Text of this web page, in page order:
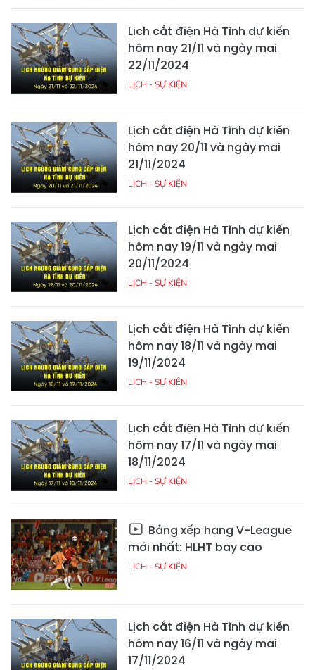
Lịch cắt điện Hà Tĩnh dự kiến
hôm nay 21/11 và ngày mai
22/11/2024
LỊCH - SỰ KIỆN
Lịch cắt điện Hà Tĩnh dự kiến
hôm nay 20/11 và ngày mai
21/11/2024
LỊCH - SỰ KIỆN
Lịch cắt điện Hà Tĩnh dự kiến
hôm nay 19/11 và ngày mai
20/11/2024
LỊCH - SỰ KIỆN
Lịch cắt điện Hà Tĩnh dự kiến
hôm nay 18/11 và ngày mai
19/11/2024
LỊCH - SỰ KIỆN
Lịch cắt điện Hà Tĩnh dự kiến
hôm nay 17/11 và ngày mai
18/11/2024
LỊCH - SỰ KIỆN
Bảng xếp hạng V-League
mới nhất: HLHT bay cao
LỊCH - SỰ KIỆN
Lịch cắt điện Hà Tĩnh dự kiến
hôm nay 16/11 và ngày mai
17/11/2024